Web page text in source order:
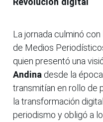
La jornada culminó
de Medios
quien presentó una
Andina desde la
transmitían en rollo de
la transformación
periodismo y obligó a